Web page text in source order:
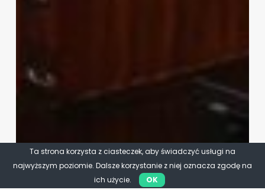
Ta strona korzysta z ciasteczek, aby świadczyć usługi na
najwyższym poziomie. Dalsze korzystanie z niej oznacza zgodę na
ich użycie.
OK